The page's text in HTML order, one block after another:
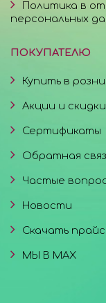
Политика в
персональных
ПОКУПАТЕЛЮ
Купить в
Акции и скидки
Сертификаты
Обратная
Частые
Новости
Скачать прайс
МЫ В MAX